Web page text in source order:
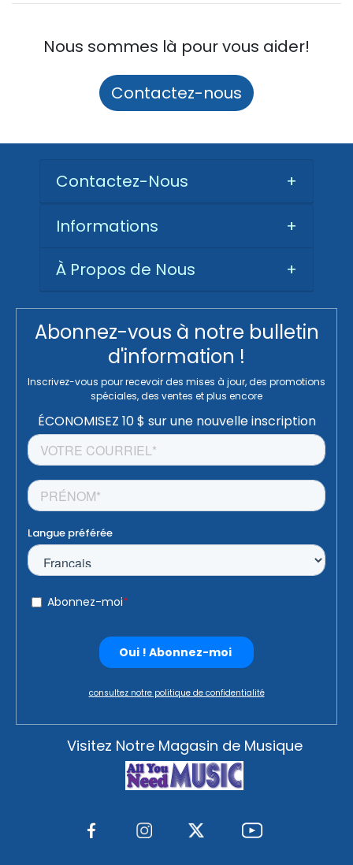
Nous sommes là pour vous aider!
Contactez-nous
Contactez-Nous +
Informations
+
À Propos de Nous
+
Abonnez-vous à notre bulletin
d'information !
Inscrivez-vous pour recevoir des mises à jour, des promotions
spéciales, des ventes et plus encore
consultez notre politique de confidentialité
Visitez Notre Magasin de Musique